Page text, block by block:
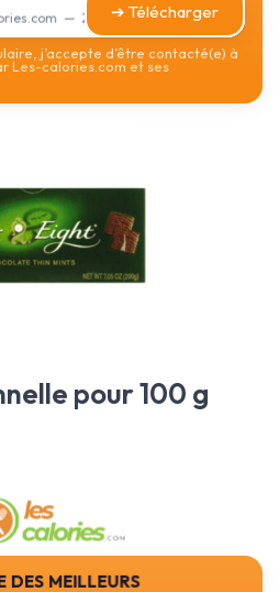
— 2026➔ Télécharger
j’accepte d’être contacté(e) à
Les-calories.com et ses
pour 100 g
des meilleurs